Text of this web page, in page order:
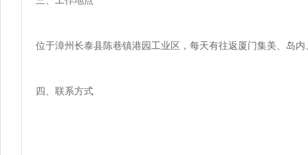
位于漳州长泰县陈巷镇港园工业区，每天有往返厦门集美、岛
四、联系方式